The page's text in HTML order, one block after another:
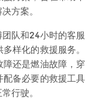
方案。
队和24小时的客服
样化的救援服务。
障还是燃油故障，穿
配备必要的救援工具
行驶。